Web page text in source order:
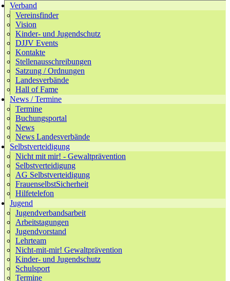
Verband
Vereinsfinder
Vision
Kinder- und Jugendschutz
DJJV Events
Kontakte
Stellenausschreibungen
Satzung / Ordnungen
Landesverbände
Hall of Fame
News / Termine
Termine
Buchungsportal
News
News Landesverbände
Selbstverteidigung
Nicht mit mir! - Gewaltprävention
Selbstverteidigung
AG Selbstverteidigung
FrauenselbstSicherheit
Hilfetelefon
Jugend
Jugendverbandsarbeit
Arbeitstagungen
Jugendvorstand
Lehrteam
Nicht-mit-mir! Gewaltprävention
Kinder- und Jugendschutz
Schulsport
Termine